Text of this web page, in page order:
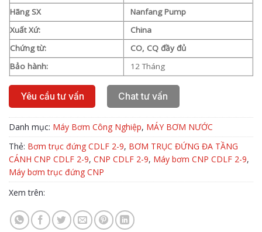
Hãng SX
Nanfang Pump
Xuất Xứ:
China
Chứng từ:
CO, CQ đầy đủ
Bảo hành:
12 Tháng
Yêu cầu tư vấn Chat tư vấn
Danh mục: Máy Bơm Công Nghiệp, MÁY BƠM NƯỚC
Thẻ: Bơm trục đứng CDLF 2-9, BƠM TRỤC ĐỨNG ĐA TẦNG
CÁNH CNP CDLF 2-9, CNP CDLF 2-9, Máy bơm CNP CDLF 2-9,
Máy bơm trục đứng CNP
Xem trên: